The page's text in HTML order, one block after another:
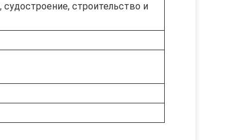
судостроение, строительство и